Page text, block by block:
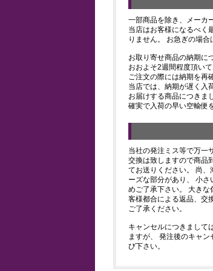
一部商品を除き、メーカ
当店はお客様になるべく
りません。 お急ぎの場合
お取り寄せ商品の納期に
おおよそ2週間程度頂いて
ご注文の際には納期を再
当店では、納期が遅く入
お届けする商品につきま
確実で入荷の早い空輸便
当社の発注ミス等で万一
交換は致しますので商品
てお送りください。 尚
ーズな部分があり、 小
めご了承下さい。 大きな
客様都合による返品、交
ご了承ください。
キャンセルにつきまして
ますが、 発注後のキャ
び下さい。